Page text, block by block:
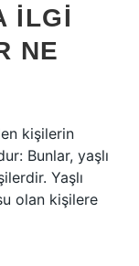
ILGI
NE
kişilerin
Bunlar, yaşlı
Yaşlı
olan kişilere